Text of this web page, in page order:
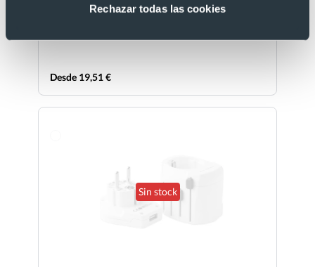
Rechazar todas las cookies
Desde 19,51 €
Sin stock